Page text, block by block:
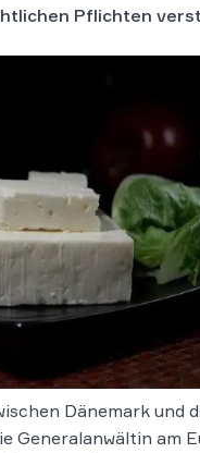
Pflichten
Dänemark und
Generalanwältin am